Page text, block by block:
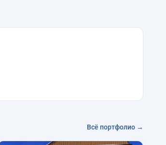
Всё портфолио →